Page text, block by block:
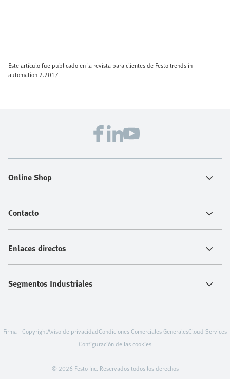
Este artículo fue publicado en la revista para clientes de Festo trends in
automation 2.2017
Online Shop
Contacto
Enlaces directos
Segmentos Industriales
© 2026 Festo Inc. Reservados todos los derechos
Firma - CopyrightAviso de privacidadCondiciones Comerciales GeneralesCloud Services
Configuración de las cookies